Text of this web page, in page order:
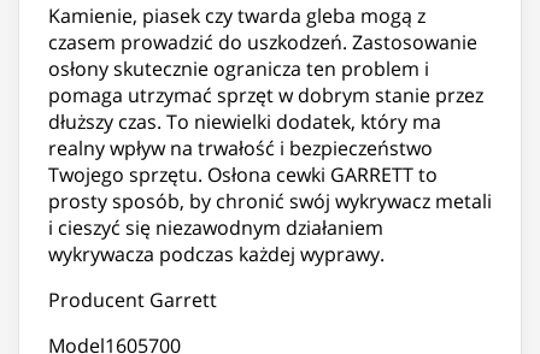
Kamienie, piasek czy twarda gleba mogą z
czasem prowadzić do uszkodzeń. Zastosowanie
osłony skutecznie ogranicza ten problem i
pomaga utrzymać sprzęt w dobrym stanie przez
dłuższy czas. To niewielki dodatek, który ma
realny wpływ na trwałość i bezpieczeństwo
Twojego sprzętu. Osłona cewki GARRETT to
prosty sposób, by chronić swój wykrywacz metali
i cieszyć się niezawodnym działaniem
wykrywacza podczas każdej wyprawy.
Producent Garrett
Model1605700